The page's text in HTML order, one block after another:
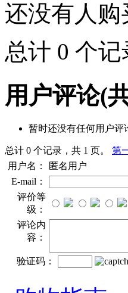
还没有人购
总计 0 个
用户评论(
暂时还没有任何用户评
总计 0 个记录，共 1 页。 第
用户名：
匿名用户
E-mail：
评价等
级：
评论内
容：
验证码：